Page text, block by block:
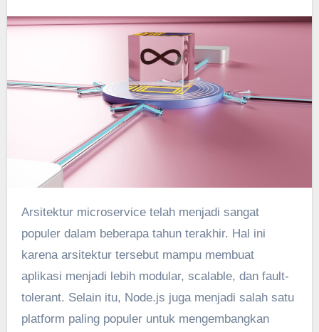
Arsitektur microservice telah menjadi sangat
populer dalam beberapa tahun terakhir. Hal ini
karena arsitektur tersebut mampu membuat
aplikasi menjadi lebih modular, scalable, dan fault-
tolerant. Selain itu, Node.js juga menjadi salah satu
platform paling populer untuk mengembangkan